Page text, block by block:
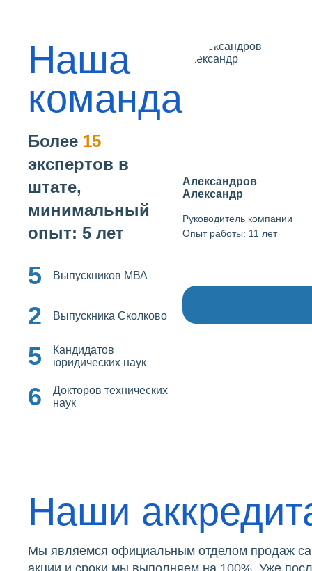
Наша
команда
Более 15
экспертов в
штате,
минимальный
опыт: 5 лет
5 Выпускников МВА
2 Выпускника Сколково
5
Кандидатов
юридических наук
6
Докторов технических
наук
Александров
Александр
Руководитель компании
Опыт работы: 11 лет
Наши
Мы являемся официальным отделом продаж
акции и сроки мы выполняем на 100%. Уже